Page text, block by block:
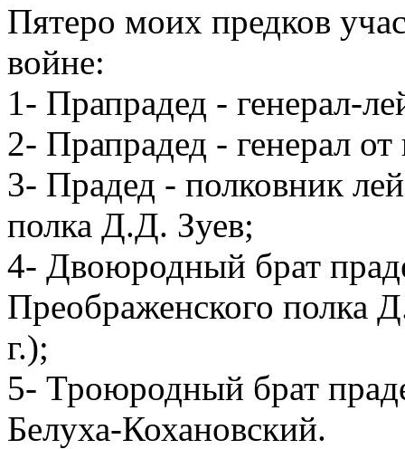
Пятеро моих предков
войне:
1- Прапрадед - генерал-
2- Прапрадед - генерал
3- Прадед - полковник
полка Д.Д. Зуев;
4- Двоюродный брат
Преображенского полка
г.);
5- Троюродный брат
Белуха-Кохановский.